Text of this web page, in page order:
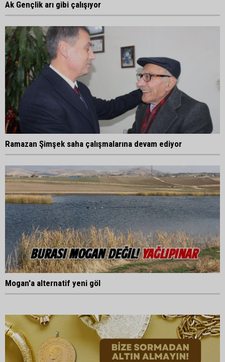
Ak Gençlik arı gibi çalışıyor
Ramazan Şimşek saha çalışmalarına devam ediyor
Mogan'a alternatif yeni göl